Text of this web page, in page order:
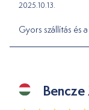
2025.10.13.
Gyors szállítás és